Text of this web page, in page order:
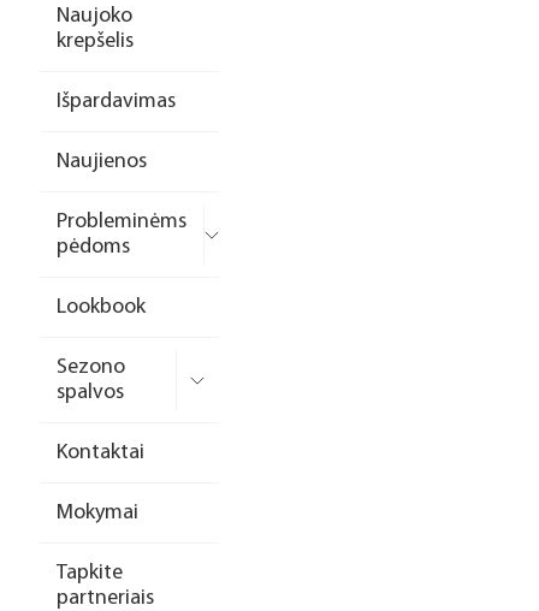
Naujoko
krepšelis
Išpardavimas
Naujienos
Probleminėms
pėdoms
Lookbook
Sezono
spalvos
Kontaktai
Mokymai
Tapkite
partneriais